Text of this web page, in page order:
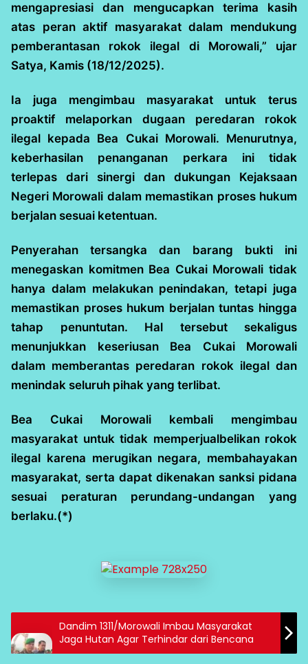
mengapresiasi dan mengucapkan terima kasih
atas peran aktif masyarakat dalam mendukung
pemberantasan rokok ilegal di Morowali,” ujar
Satya, Kamis (18/12/2025).
Ia juga mengimbau masyarakat untuk terus
proaktif melaporkan dugaan peredaran rokok
ilegal kepada Bea Cukai Morowali. Menurutnya,
keberhasilan penanganan perkara ini tidak
terlepas dari sinergi dan dukungan Kejaksaan
Negeri Morowali dalam memastikan proses hukum
berjalan sesuai ketentuan.
Penyerahan tersangka dan barang bukti ini
menegaskan komitmen Bea Cukai Morowali tidak
hanya dalam melakukan penindakan, tetapi juga
memastikan proses hukum berjalan tuntas hingga
tahap penuntutan. Hal tersebut sekaligus
menunjukkan keseriusan Bea Cukai Morowali
dalam memberantas peredaran rokok ilegal dan
menindak seluruh pihak yang terlibat.
Bea Cukai Morowali kembali mengimbau
masyarakat untuk tidak memperjualbelikan rokok
ilegal karena merugikan negara, membahayakan
masyarakat, serta dapat dikenakan sanksi pidana
sesuai peraturan perundang-undangan yang
berlaku.(*)
Dandim 1311/Morowali Imbau Masyarakat
Jaga Hutan Agar Terhindar dari Bencana